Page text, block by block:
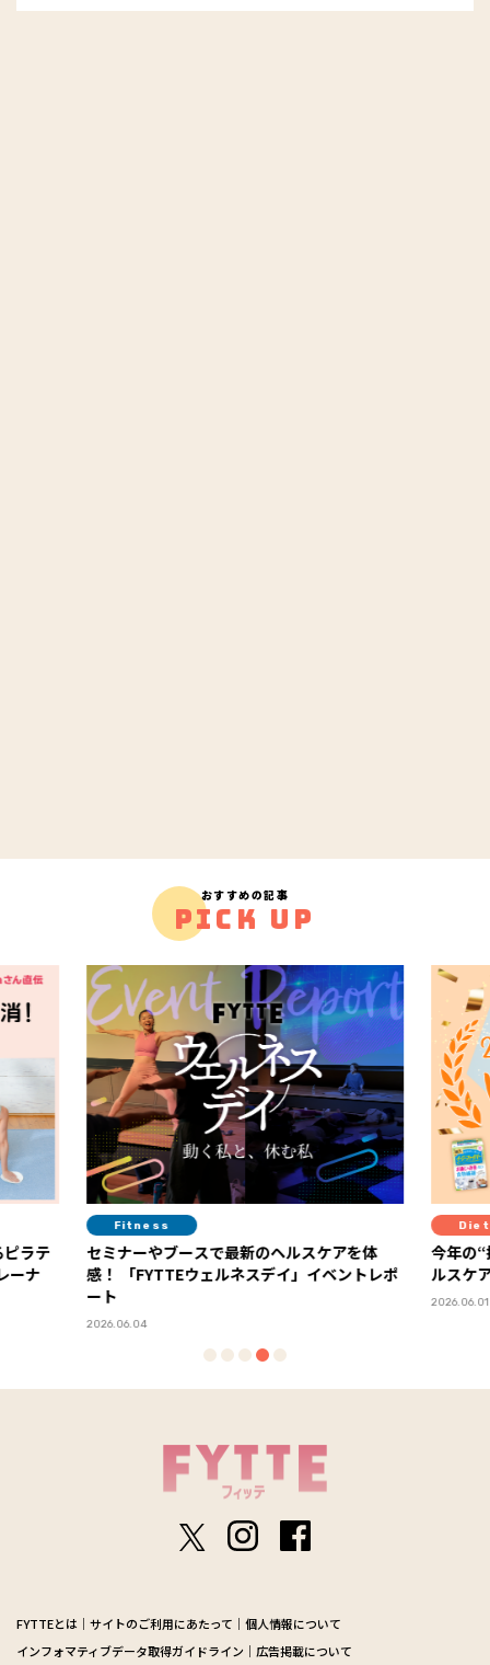
おすすめの記事
PICK UP
ピラテ
ーナ
Fitness
セミナーやブースで最新のヘルスケアを体
感！ 「FYTTEウェルネスデイ」イベントレポ
ート
2026.06.04
Diet
今年の
ルスケ
2026.06.01
FYTTEとは サイトのご利用にあたって
個人情報について
インフォマティブデータ取得ガイドライン
広告掲載について